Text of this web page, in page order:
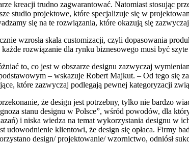
kreacji trudno zagwarantować. Natomiast stosując
studio projektowe, które specjalizuje się w
się na te rozwiązania, które okazują się
wzrosła skala customizacji, czyli dopasowania
rozwiązanie dla rynku biznesowego musi być szyte
to, co jest w obszarze designu zazwyczaj
– wskazuje Robert Majkut. – Od tego się
które zazwyczaj podlegają pewnej kategoryzacji
że design jest potrzebny, tylko nie bardzo
stanu designu w Polsce”, wśród powodów, dla
i niska wiedza na temat wykorzystania designu w
udowodnienie klientowi, że design się opłaca. Firmy
design/ projektowanie/ wzornictwo, odniósł